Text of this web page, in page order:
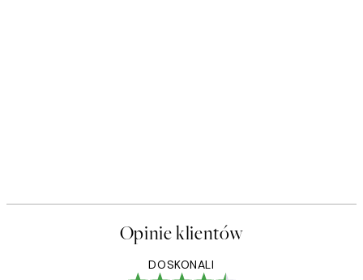
Opinie klientów
DOSKONALI